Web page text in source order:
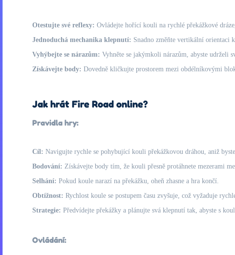
Otestujte své reflexy: Ovládejte hořící kouli na rychlé překážkové
Jednoduchá mechanika klepnutí: Snadno změňte vertikální orientaci
Vyhýbejte se nárazům: Vyhněte se jakýmkoli nárazům, abyste udrželi
Získávejte body: Dovedně kličkujte prostorem mezi obdélníkovými
Jak hrát Fire Road online?
Pravidla hry:
Cíl: Navigujte rychle se pohybující kouli překážkovou dráhou, aniž
Bodování: Získávejte body tím, že kouli přesně protáhnete mezerami
Selhání: Pokud koule narazí na překážku, oheň zhasne a hra končí.
Obtížnost: Rychlost koule se postupem času zvyšuje, což vyžaduje
Strategie: Předvídejte překážky a plánujte svá klepnutí tak, abyste s
Ovládání: